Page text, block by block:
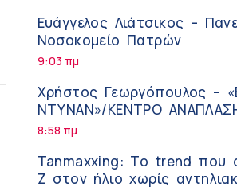
Ευάγγελος Λιάτσικος –
Νοσοκομείο Πατρών
9:03 πμ
Χρήστος Γεωργόπουλος –
ΝΤΥΝΑΝ»/ΚΕΝΤΡΟ
8:58 πμ
Tanmaxxing: To trend που
Z στον ήλιο χωρίς